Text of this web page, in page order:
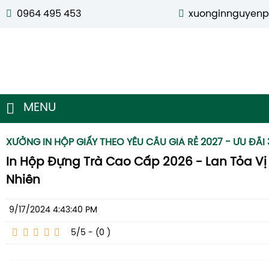
0964 495 453
MENU
XƯỞNG IN HỘP GIẤY THEO YÊU CẦU GIÁ RẺ 2027 - ƯU ĐÃI
In Hộp Đựng Trà Cao Cấp 2026 - Lan Tỏa Vị
Nhiên
9/17/2024 4:43:40 PM
5/5 - (0 )